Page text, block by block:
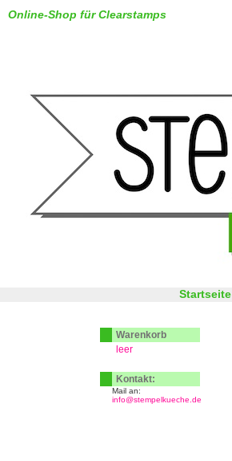
Online-Shop für Clearstamps
Startseite
Warenkorb
leer
Kontakt:
Mail an:
info@stempelkueche.de